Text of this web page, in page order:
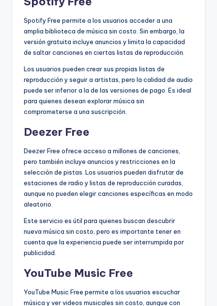
Spotify Free permite a los usuarios acceder a una
amplia biblioteca de música sin costo. Sin embargo, la
versión gratuita incluye anuncios y limita la capacidad
de saltar canciones en ciertas listas de reproducción.
Los usuarios pueden crear sus propias listas de
reproducción y seguir a artistas, pero la calidad de audio
puede ser inferior a la de las versiones de pago. Es ideal
para quienes desean explorar música sin
comprometerse a una suscripción.
Deezer Free
Deezer Free ofrece acceso a millones de canciones,
pero también incluye anuncios y restricciones en la
selección de pistas. Los usuarios pueden disfrutar de
estaciones de radio y listas de reproducción curadas,
aunque no pueden elegir canciones específicas en modo
aleatorio.
Este servicio es útil para quienes buscan descubrir
nueva música sin costo, pero es importante tener en
cuenta que la experiencia puede ser interrumpida por
publicidad.
YouTube Music Free
YouTube Music Free permite a los usuarios escuchar
música y ver videos musicales sin costo, aunque con